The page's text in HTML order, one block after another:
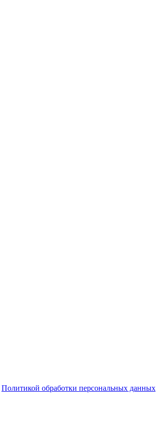
Политикой обработки персональных данных